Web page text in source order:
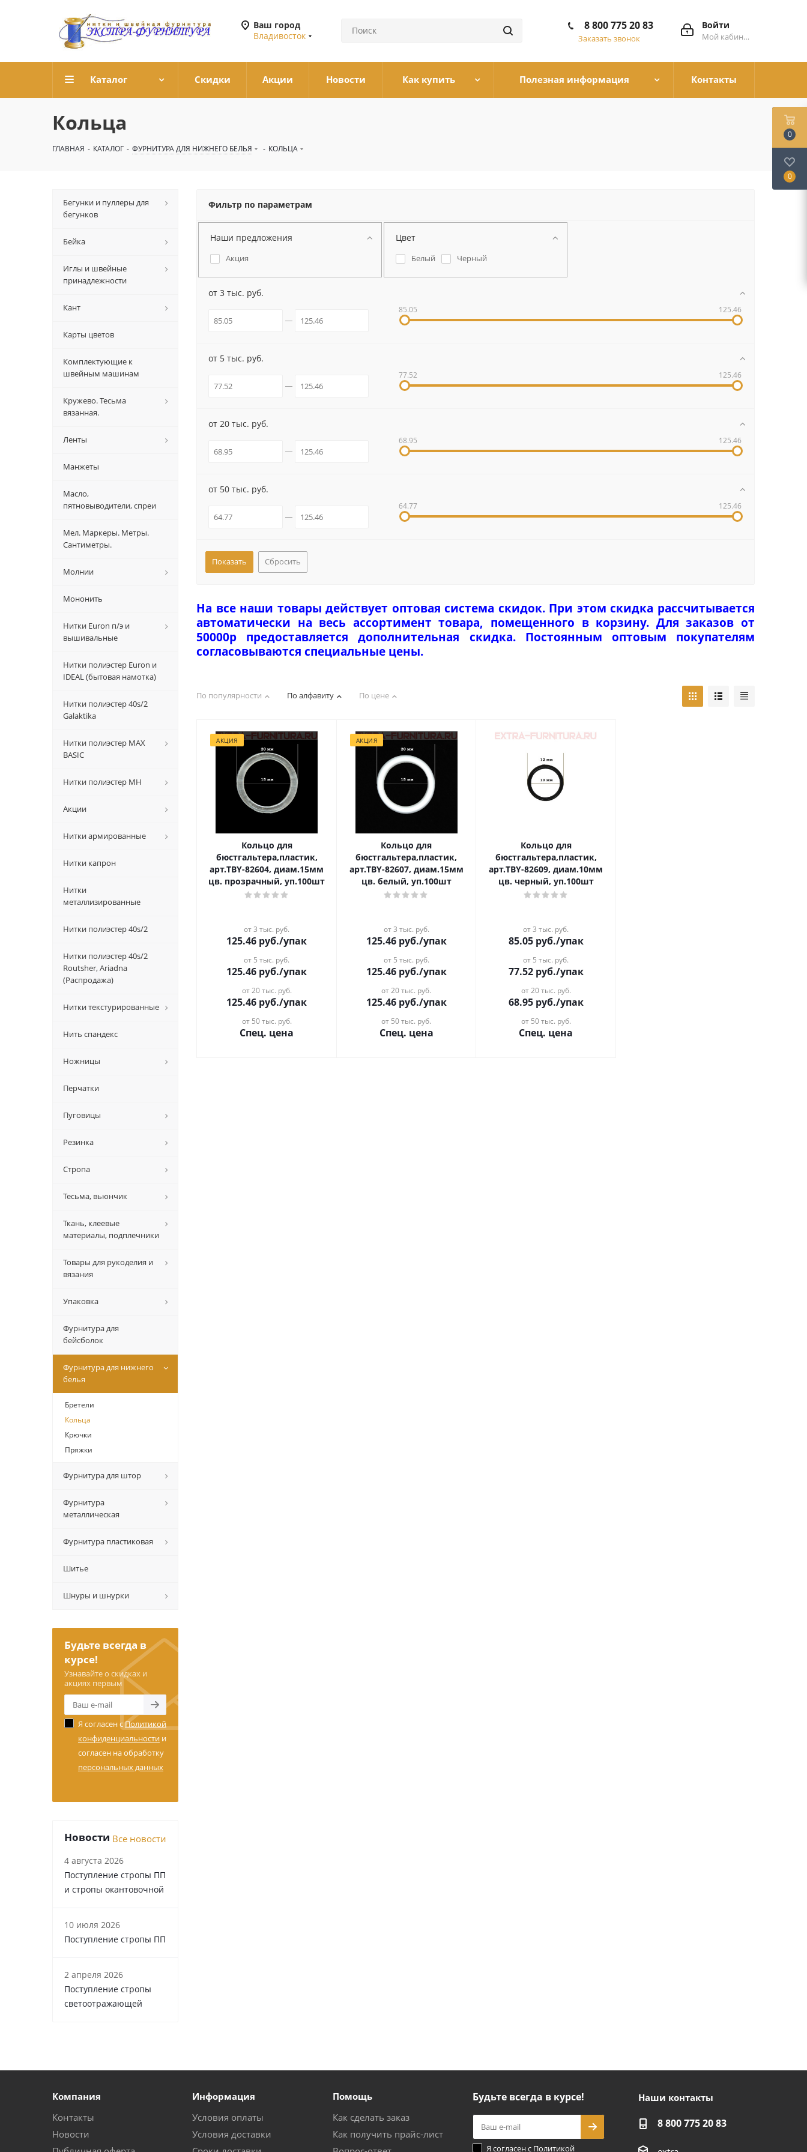
Ваш город
Владивосток
Войти
Мой кабинет
8 800 775 20 83
Заказать звонок
Каталог Скидки Акции Новости Как купить Полезная информация Контакты
Кольца
ГЛАВНАЯ - КАТАЛОГ - ФУРНИТУРА ДЛЯ НИЖНЕГО БЕЛЬЯ - КОЛЬЦА
Фильтр по параметрам
Наши предложения
Акция
Цвет
Белый Черный
от 3 тыс. руб.
85.05 125.46
от 5 тыс. руб.
77.52 125.46
от 20 тыс. руб.
68.95 125.46
от 50 тыс. руб.
64.77 125.46
Сбросить
На все наши товары действует оптовая система скидок. При этом скидка рассчитывается
автоматически на весь ассортимент товара, помещенного в корзину. Для заказов от
50000р предоставляется дополнительная скидка. Постоянным оптовым покупателям
согласовываются специальные цены.
По популярности По алфавиту По цене
АКЦИЯ
Кольцо для
бюстгальтера,пластик,
арт.TBY-82604, диам.15мм
цв. прозрачный, уп.100шт
от 3 тыс. руб.
125.46 руб./упак
от 5 тыс. руб.
125.46 руб./упак
от 20 тыс. руб.
125.46 руб./упак
от 50 тыс. руб.
Спец. цена
АКЦИЯ
Кольцо для
бюстгальтера,пластик,
арт.TBY-82607, диам.15мм
цв. белый, уп.100шт
от 3 тыс. руб.
125.46руб./упак
от 5 тыс. руб.
125.46руб./упак
от 20 тыс. руб.
125.46руб./упак
от 50 тыс. руб.
Спец. цена
Кольцо для
бюстгальтера,пластик,
арт.TBY-82609, диам.10мм
цв. черный, уп.100шт
от 3 тыс. руб.
85.05руб./упак
от 5 тыс. руб.
77.52руб./упак
от 20 тыс. руб.
68.95руб./упак
от 50 тыс. руб.
Спец. цена
Бегунки и пуллеры для
бегунков
Бейка
Иглы и швейные
принадлежности
Кант
Карты цветов
Комплектующие к
швейным машинам
Кружево. Тесьма
вязанная.
Ленты
Манжеты
Масло,
пятновыводители, спреи
Мел. Маркеры. Метры.
Сантиметры.
Молнии
Мононить
Нитки Euron п/э и
вышивальные
Нитки полиэстер Euron и
IDEAL (бытовая намотка)
Нитки полиэстер 40s/2
Galaktika
Нитки полиэстер MAX
BASIC
Нитки полиэстер MH
Акции
Нитки армированные
Нитки капрон
Нитки
металлизированные
Нитки полиэстер 40s/2
Нитки полиэстер 40s/2
Routsher, Ariadna
(Распродажа)
Нитки текстурированные
Нить спандекс
Ножницы
Перчатки
Пуговицы
Резинка
Стропа
Тесьма, вьюнчик
Ткань, клеевые
материалы, подплечники
Товары для рукоделия и
вязания
Упаковка
Фурнитура для
бейсболок
Фурнитура для нижнего
белья
Бретели
Кольца
Крючки
Пряжки
Фурнитура для штор
Фурнитура
металлическая
Фурнитура пластиковая
Шитье
Шнуры и шнурки
Будьте всегда в
курсе!
Узнавайте о скидках и
акциях первым
Я согласен сПолитикой
конфиденциальности и
согласен на обработку
персональных данных
Новости Все новости
4 августа 2026
Поступление стропы ПП
и стропы окантовочной
10 июля 2026
Поступление стропы ПП
2 апреля 2026
Поступление стропы
светоотражающей
Компания
Контакты
Новости
Информация
Условия оплаты
Условия доставки
Помощь
Как сделать заказ
Как получить прайс-лист
Будьте всегда в курсе!
Я согласен с Политикой
Наши контакты
8 800 775 20 83
0
0